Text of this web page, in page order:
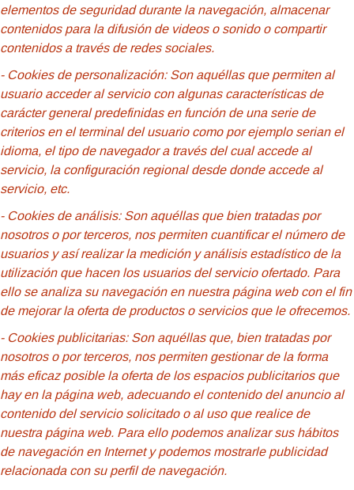
elementos de seguridad durante la navegación, almacenar
contenidos para la difusión de videos o sonido o compartir
contenidos a través de redes sociales.
- Cookies de personalización: Son aquéllas que permiten al
usuario acceder al servicio con algunas características de
carácter general predefinidas en función de una serie de
criterios en el terminal del usuario como por ejemplo serian el
idioma, el tipo de navegador a través del cual accede al
servicio, la configuración regional desde donde accede al
servicio, etc.
- Cookies de análisis: Son aquéllas que bien tratadas por
nosotros o por terceros, nos permiten cuantificar el número de
usuarios y así realizar la medición y análisis estadístico de la
utilización que hacen los usuarios del servicio ofertado. Para
ello se analiza su navegación en nuestra página web con el fin
de mejorar la oferta de productos o servicios que le ofrecemos.
- Cookies publicitarias: Son aquéllas que, bien tratadas por
nosotros o por terceros, nos permiten gestionar de la forma
más eficaz posible la oferta de los espacios publicitarios que
hay en la página web, adecuando el contenido del anuncio al
contenido del servicio solicitado o al uso que realice de
nuestra página web. Para ello podemos analizar sus hábitos
de navegación en Internet y podemos mostrarle publicidad
relacionada con su perfil de navegación.